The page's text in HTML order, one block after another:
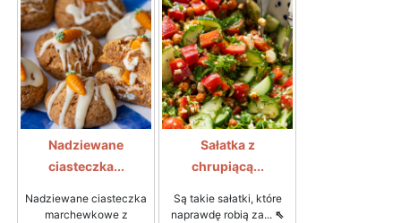
Nadziewane
ciasteczka...
Nadziewane ciasteczka
marchewkowe z
Sałatka z
chrupiącą...
Są takie sałatki, które
naprawdę robią za... ⇖